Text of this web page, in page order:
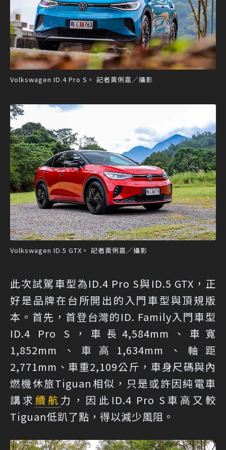
Volkswagen ID.4 Pro S。 記者黃俐嘉／攝影
Volkswagen ID.5 GTX。 記者黃俐嘉／攝影
此次試駕車型為ID.4 Pro S與ID.5 GTX，正
好是品牌在台所開出的入門車型與頂規版
本。首先，首登台灣的ID. Family入門車型
ID.4 Pro S，車長4,584mm、車寬
1,852mm、車高1,634mm、軸距
2,771mm、車重2,109公斤，車身尺碼與內
燃機休旅Tiguan相似，只是或許因純電車
講求續航 力，因此ID.4 Pro S車高又較
Tiguan低趴了點，得以減少風阻。